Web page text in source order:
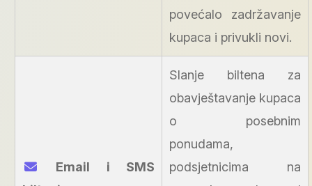
povećalo zadržavanje
kupaca i privukli novi.
Email i SMS
Slanje biltena za
obavještavanje kupaca
o posebnim
ponudama,
podsjetnicima na